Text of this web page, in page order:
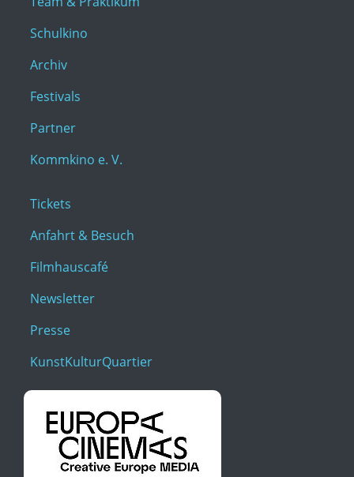
Schulkino
Archiv
Festivals
Partner
Kommkino e. V.
Tickets
Anfahrt & Besuch
Filmhauscafé
Newsletter
Presse
KunstKulturQuartier